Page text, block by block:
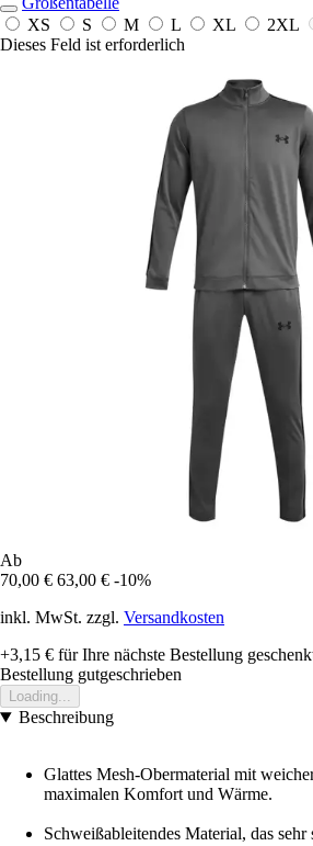
XS
S M L XL 2XL
Dieses Feld ist erforderlich
Ab
70,00 € 63,00 € -10%
inkl. MwSt. zzgl. Versandkosten
+3,15 € für Ihre nächste Bestellung
Bestellung gutgeschrieben
Loading...
Beschreibung
Glattes Mesh-Obermaterial mit
maximalen Komfort und Wärme.
Schweißableitendes Material, das sehr